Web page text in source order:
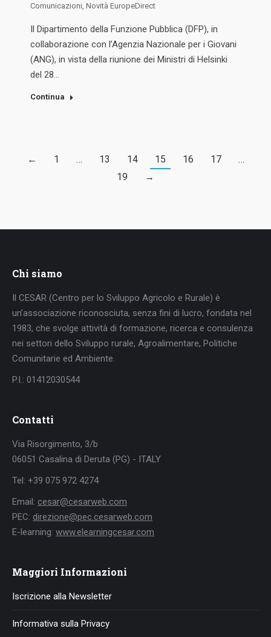
Comunicazioni Novità EuropeDirect
Il Dipartimento della Funzione Pubblica (DFP), in
collaborazione con l’Agenzia Nazionale per i Giovani
(ANG), in vista della riunione dei Ministri di Helsinki
del 28…
Continua
← 1 … 13 14 15 16 17
…
19
→
Chi siamo
Il CESAR (Centro per lo Sviluppo Agricolo e Rurale) è
un’associazione riconosciuta, senza fini di lucro, fondata nel
1983, che svolge attività di formazione, ricerca e consulenza
nei settori dello Sviluppo rurale, Agroalimentare, Politiche
Comunitarie ed Ambiente.
P.I.: 01412030544
Contatti
Via Risorgimento, 3/b
06051 Casalina di Deruta (PG) - ITALY
Tel: +39 075 972 4274
Email: cesar@cesarweb.com
PEC: direzione@pec.cesarweb.com
E-learning: www.elearningcesar.com
Maggiori Informazioni
Iscrizione alla Newsletter
Informativa sulla Privacy